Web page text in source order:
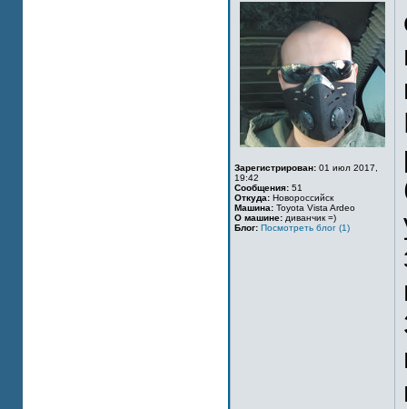
Зарегистрирован: 01 июл 2017,
19:42
Сообщения: 51
Откуда: Новороссийск
Машина: Toyota Vista Ardeo
О машине: диванчик =)
Блог: Посмотреть блог (1)